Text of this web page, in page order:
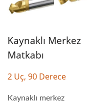
Kaynaklı Merkez
Matkabı
2 Uç, 90 Derece
Kaynaklı merkez